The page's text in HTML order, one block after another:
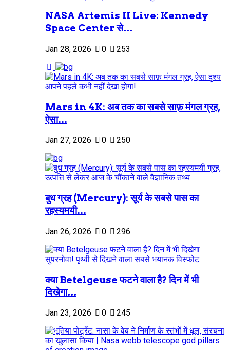
NASA Artemis II Live: Kennedy
Space Center से...
Jan 28, 2026 0 253
Mars in 4K: अब तक का सबसे साफ़ मंगल ग्रह,
ऐसा...
Jan 27, 2026 0 250
बुध ग्रह (Mercury): सूर्य के सबसे पास का
रहस्यमयी...
Jan 26, 2026 0 296
क्या Betelgeuse फटने वाला है? दिन में भी
दिखेगा...
Jan 23, 2026 0 245